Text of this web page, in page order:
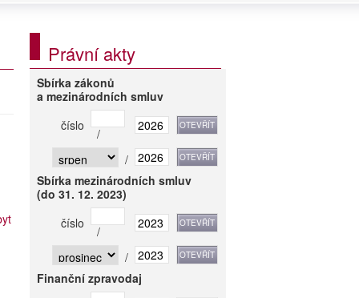
Právní akty
Sbírka zákonů
a mezinárodních smluv
číslo
/
/
Sbírka mezinárodních smluv
(do 31. 12. 2023)
číslo
/
/
Finanční zpravodaj